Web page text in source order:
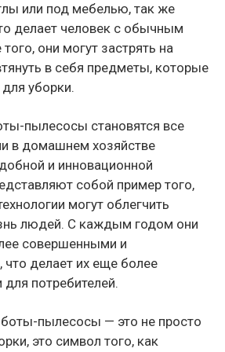
или под мебелью, так же
делает человек с обычным
они могут застрять на
в себя предметы, которые
уборки.
пылесосы становятся все
в домашнем хозяйстве
и инновационной
собой пример того,
могут облегчить
людей. С каждым годом они
совершенными и
делает их еще более
потребителей.
пылесосы — это не просто
это символ того, как